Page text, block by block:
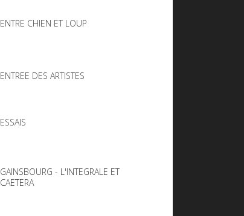
ENTRE CHIEN ET LOUP
ENTREE DES ARTISTES
ESSAIS
GAINSBOURG - L'INTEGRALE ET
CAETERA